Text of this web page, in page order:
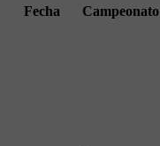
Fecha Campeonato